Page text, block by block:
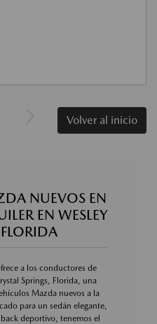
Volver al inicio
NUEVOS EN
EN WESLEY
a los conductores de
Springs, Florida, una
Mazda nuevos a la
para un sedán elegante,
deportivo, tenemos el